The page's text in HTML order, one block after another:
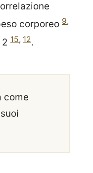
corporeo 9,
2 15, 12.
come